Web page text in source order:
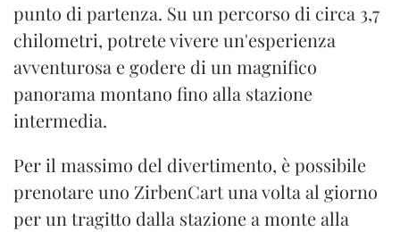
punto di partenza. Su un percorso di circa 3,7
chilometri, potrete vivere un'esperienza
avventurosa e godere di un magnifico
panorama montano fino alla stazione
intermedia.
Per il massimo del divertimento, è possibile
prenotare uno ZirbenCart una volta al giorno
per un tragitto dalla stazione a monte alla